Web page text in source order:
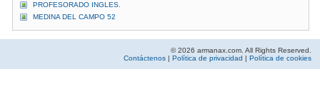
PROFESORADO INGLES.
MEDINA DEL CAMPO 52
© 2026 armanax.com. All Rights Reserved.
Contáctenos | Política de privacidad | Política de cookies